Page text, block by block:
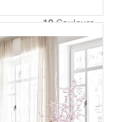
10Couleurs